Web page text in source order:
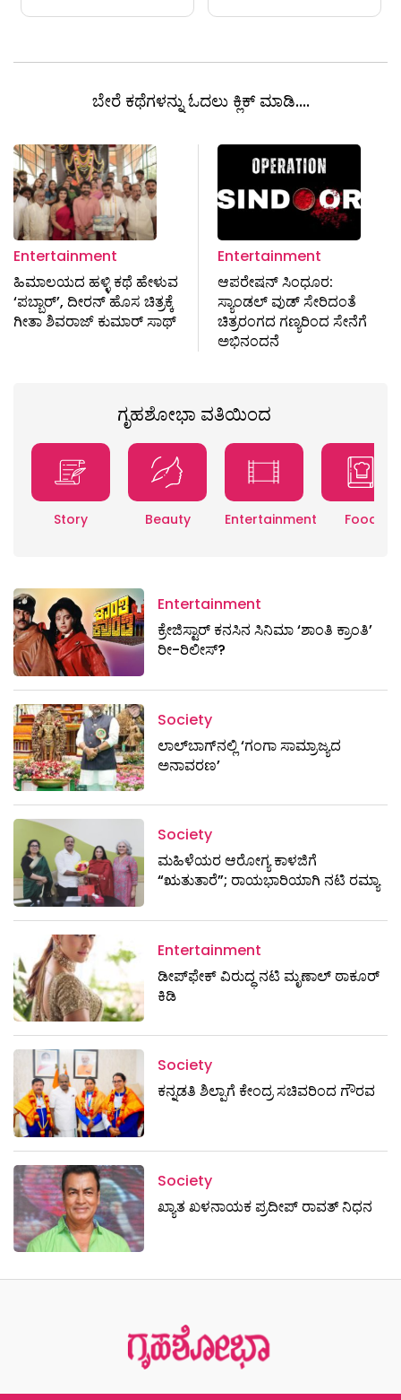
ಬೇರೆ ಕಥೆಗಳನ್ನು ಓದಲು ಕ್ಲಿಕ್ ಮಾಡಿ....
Entertainment
ಹಿಮಾಲಯದ ಹಳ್ಳಿ ಕಥೆ ಹೇಳುವ
‘ಪಬ್ಬಾರ್‌’, ದೀರನ್ ಹೊಸ ಚಿತ್ರಕ್ಕೆ
ಗೀತಾ ಶಿವರಾಜ್ ಕುಮಾರ್ ಸಾಥ್
Entertainment
ಆಪರೇಷನ್ ಸಿಂಧೂರ:
ಸ್ಯಾಂಡಲ್ ವುಡ್ ಸೇರಿದಂತೆ
ಚಿತ್ರರಂಗದ ಗಣ್ಯರಿಂದ ಸೇನೆಗೆ
ಅಭಿನಂದನೆ
ಗೃಹಶೋಭಾ ವತಿಯಿಂದ
Story Beauty Entertainment Food
Entertainment
ಕ್ರೇಜಿಸ್ಟಾರ್ ಕನಸಿನ ಸಿನಿಮಾ ‘ಶಾಂತಿ ಕ್ರಾಂತಿ’
ರೀ-ರಿಲೀಸ್?
Society
ಲಾಲ್‌ಬಾಗ್‌ನಲ್ಲಿ ‘ಗಂಗಾ ಸಾಮ್ರಾಜ್ಯದ
ಅನಾವರಣ’
Society
ಮಹಿಳೆಯರ ಆರೋಗ್ಯ ಕಾಳಜಿಗೆ
“ಋತುತಾರೆ”; ರಾಯಭಾರಿಯಾಗಿ ನಟಿ ರಮ್ಯಾ
Entertainment
ಡೀಪ್‌ಫೇಕ್ ವಿರುದ್ಧ ನಟಿ ಮೃಣಾಲ್ ಠಾಕೂರ್
ಕಿಡಿ
Society
ಕನ್ನಡತಿ ಶಿಲ್ಪಾಗೆ ಕೇಂದ್ರ ಸಚಿವರಿಂದ ಗೌರವ
Society
ಖ್ಯಾತ ಖಳನಾಯಕ ಪ್ರದೀಪ್ ರಾವತ್‌ ನಿಧನ